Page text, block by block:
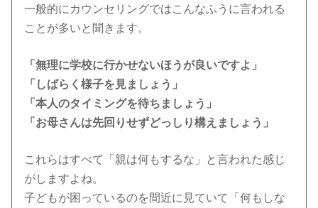
一般的にカウンセリングではこんなふうに言われる
ことが多いと聞きます。
「無理に学校に行かせないほうが良いですよ」
「しばらく様子を見ましょう」
「本人のタイミングを待ちましょう」
「お母さんは先回りせずどっしり構えましょう」
これらはすべて「親は何もするな」と言われた感じ
がしますよね。
子どもが困っているのを間近に見ていて「何もしな